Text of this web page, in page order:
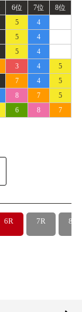
6位 7位
8位
5
4
5
4
5
4
3 4
5
7 4
5
8 7
5
6 8 7
6R 7R 8R